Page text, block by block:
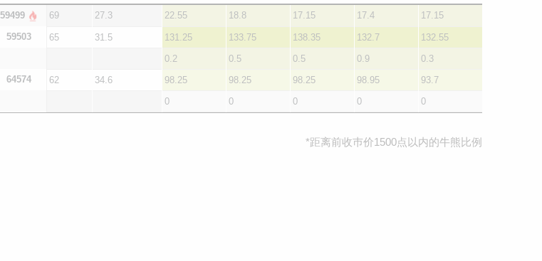
59499 69 27.3 22.55 18.8 17.15 17.4
17.15
59503 65 31.5 131.25 133.75 138.35 132.7
132.55
0.2 0.5 0.5 0.9
0.3
64574 62 34.6 98.25 98.25 98.25 98.95
93.7
0 0 0 0 0
*距离前收巿价1500点以内的牛熊比例